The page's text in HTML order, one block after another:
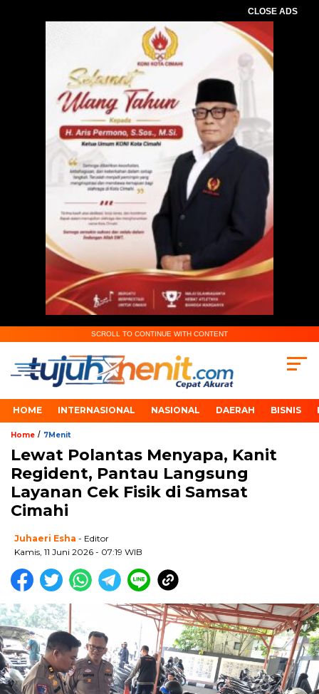
CLOSE ADS
SCROLL TO CONTINUE WITH CONTENT
HOME INTERNASIONAL NASIONAL DAERAH BISNIS
Home / 7Menit
Lewat Polantas Menyapa, Kanit
Regident, Pantau Langsung
Layanan Cek Fisik di Samsat
Cimahi
Juhaeri Esha - Editor
Kamis, 11 Juni 2026 - 07:19 WIB